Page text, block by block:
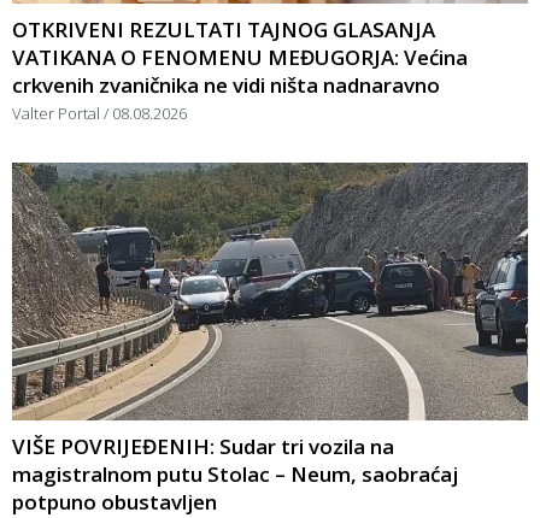
OTKRIVENI REZULTATI TAJNOG GLASANJA
VATIKANA O FENOMENU MEĐUGORJA: Većina
crkvenih zvaničnika ne vidi ništa nadnaravno
Valter Portal 08.08.2026
VIŠE POVRIJEĐENIH: Sudar tri vozila na
magistralnom putu Stolac – Neum, saobraćaj
potpuno obustavljen